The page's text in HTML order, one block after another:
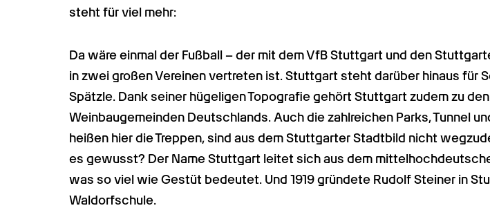
steht für viel mehr:
Da wäre einmal der Fußball – der mit dem VfB Stuttgart und den
in zwei großen Vereinen vertreten ist. Stuttgart steht darüber hinaus für
Spätzle. Dank seiner hügeligen Topografie gehört Stuttgart zudem zu
Weinbaugemeinden Deutschlands. Auch die zahlreichen Parks, Tunnel
heißen hier die Treppen, sind aus dem Stuttgarter Stadtbild nicht
es gewusst? Der Name Stuttgart leitet sich aus dem
was so viel wie Gestüt bedeutet. Und 1919 gründete Rudolf Steiner in
Waldorfschule.